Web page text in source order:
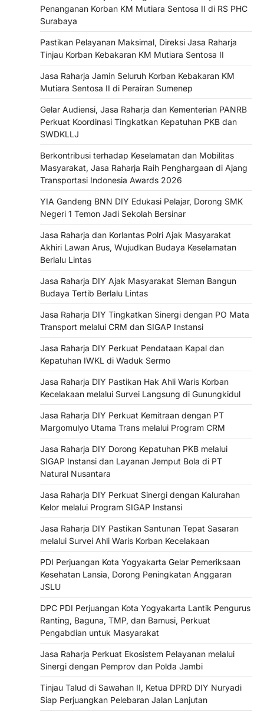
Penanganan Korban KM Mutiara Sentosa II di RS PHC
Surabaya
Pastikan Pelayanan Maksimal, Direksi Jasa Raharja
Tinjau Korban Kebakaran KM Mutiara Sentosa II
Jasa Raharja Jamin Seluruh Korban Kebakaran KM
Mutiara Sentosa II di Perairan Sumenep
Gelar Audiensi, Jasa Raharja dan Kementerian PANRB
Perkuat Koordinasi Tingkatkan Kepatuhan PKB dan
SWDKLLJ
Berkontribusi terhadap Keselamatan dan Mobilitas
Masyarakat, Jasa Raharja Raih Penghargaan di Ajang
Transportasi Indonesia Awards 2026
YIA Gandeng BNN DIY Edukasi Pelajar, Dorong SMK
Negeri 1 Temon Jadi Sekolah Bersinar
Jasa Raharja dan Korlantas Polri Ajak Masyarakat
Akhiri Lawan Arus, Wujudkan Budaya Keselamatan
Berlalu Lintas
Jasa Raharja DIY Ajak Masyarakat Sleman Bangun
Budaya Tertib Berlalu Lintas
Jasa Raharja DIY Tingkatkan Sinergi dengan PO Mata
Transport melalui CRM dan SIGAP Instansi
Jasa Raharja DIY Perkuat Pendataan Kapal dan
Kepatuhan IWKL di Waduk Sermo
Jasa Raharja DIY Pastikan Hak Ahli Waris Korban
Kecelakaan melalui Survei Langsung di Gunungkidul
Jasa Raharja DIY Perkuat Kemitraan dengan PT
Margomulyo Utama Trans melalui Program CRM
Jasa Raharja DIY Dorong Kepatuhan PKB melalui
SIGAP Instansi dan Layanan Jemput Bola di PT
Natural Nusantara
Jasa Raharja DIY Perkuat Sinergi dengan Kalurahan
Kelor melalui Program SIGAP Instansi
Jasa Raharja DIY Pastikan Santunan Tepat Sasaran
melalui Survei Ahli Waris Korban Kecelakaan
PDI Perjuangan Kota Yogyakarta Gelar Pemeriksaan
Kesehatan Lansia, Dorong Peningkatan Anggaran
JSLU
DPC PDI Perjuangan Kota Yogyakarta Lantik Pengurus
Ranting, Baguna, TMP, dan Bamusi, Perkuat
Pengabdian untuk Masyarakat
Jasa Raharja Perkuat Ekosistem Pelayanan melalui
Sinergi dengan Pemprov dan Polda Jambi
Tinjau Talud di Sawahan II, Ketua DPRD DIY Nuryadi
Siap Perjuangkan Pelebaran Jalan Lanjutan